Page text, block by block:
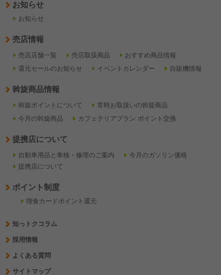
お知らせ
お知らせ
売店情報
売店店舗一覧 売店取扱商品
おすすめ商品情報
還元セールのお知らせ
イベントカレンダー 自販機情報
斡旋商品情報
斡旋ポイントについて
常時お取扱いの斡旋商品
今月の斡旋商品
カフェテリアプラン ポイント交換
提携店について
自動車用品と車検・修理のご案内
今月のガソリン価格
提携店について
ポイント制度
喫食カードポイント還元
知っトクコラム
採用情報
よくある質問
サイトマップ